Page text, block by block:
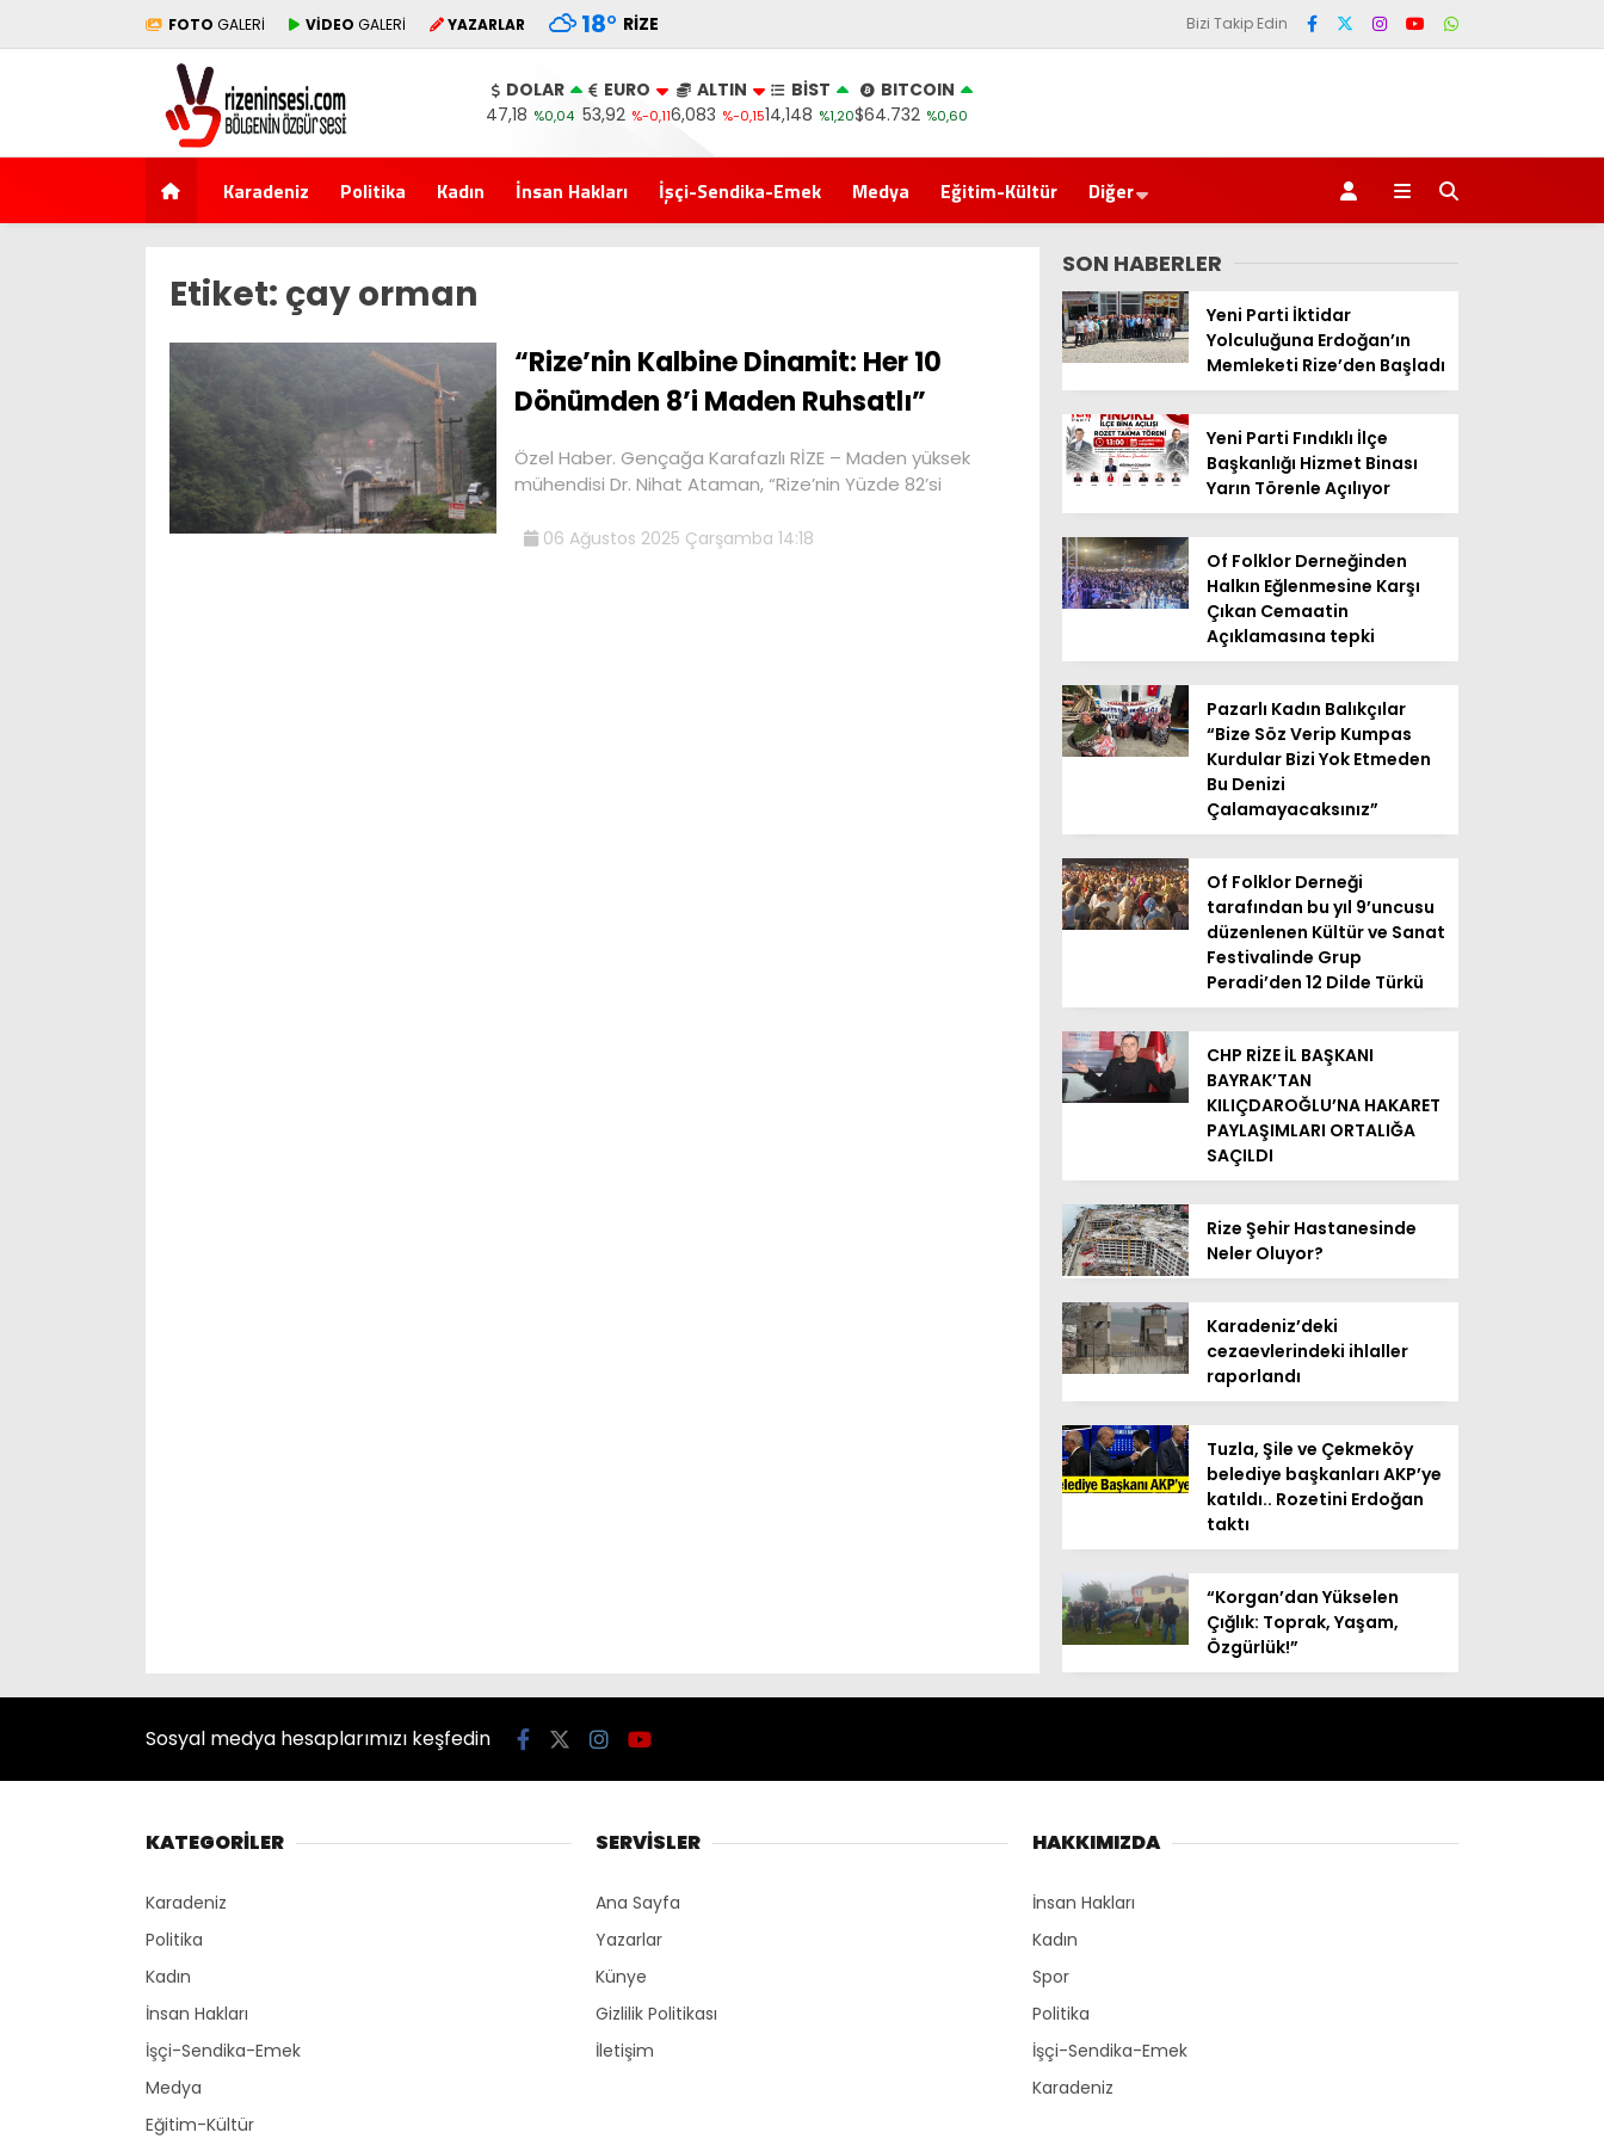
FOTO GALERİ VİDEO GALERİ YAZARLAR 18° RIZE Bizi Takip Edin
DOLAR
47,18 %0,04
EURO
53,92 %-0,11
ALTIN
6,083 %-0,15
BİST
14,148 %1,20
BITCOIN
$64.732 %0,60
Karadeniz Politika Kadın İnsan Hakları İşçi-Sendika-Emek Medya Eğitim-Kültür Diğer
Etiket: çay orman
“Rize’nin Kalbine Dinamit: Her 10
Dönümden 8’i Maden Ruhsatlı”
Özel Haber. Gençağa Karafazlı RİZE – Maden yüksek
mühendisi Dr. Nihat Ataman, “Rize’nin Yüzde 82’si
06 Ağustos 2025 Çarşamba 14:18
SON HABERLER
Yeni Parti İktidar
Yolculuğuna Erdoğan’ın
Memleketi Rize’den Başladı
Yeni Parti Fındıklı İlçe
Başkanlığı Hizmet Binası
Yarın Törenle Açılıyor
Of Folklor Derneğinden
Halkın Eğlenmesine Karşı
Çıkan Cemaatin
Açıklamasına tepki
Pazarlı Kadın Balıkçılar
“Bize Söz Verip Kumpas
Kurdular Bizi Yok Etmeden
Bu Denizi
Çalamayacaksınız”
Of Folklor Derneği
tarafından bu yıl 9’uncusu
düzenlenen Kültür ve Sanat
Festivalinde Grup
Peradi’den 12 Dilde Türkü
CHP RİZE İL BAŞKANI
BAYRAK’TAN
KILIÇDAROĞLU’NA HAKARET
PAYLAŞIMLARI ORTALIĞA
SAÇILDI
Rize Şehir Hastanesinde
Neler Oluyor?
Karadeniz’deki
cezaevlerindeki ihlaller
raporlandı
Tuzla, Şile ve Çekmeköy
belediye başkanları AKP’ye
katıldı.. Rozetini Erdoğan
taktı
“Korgan’dan Yükselen
Çığlık: Toprak, Yaşam,
Özgürlük!”
Sosyal medya hesaplarımızı keşfedin
KATEGORİLER
Karadeniz
Politika
Kadın
İnsan Hakları
İşçi-Sendika-Emek
Medya
Eğitim-Kültür
SERVİSLER
Ana Sayfa
Yazarlar
Künye
Gizlilik Politikası
İletişim
HAKKIMIZDA
İnsan Hakları
Kadın
Spor
Politika
İşçi-Sendika-Emek
Karadeniz